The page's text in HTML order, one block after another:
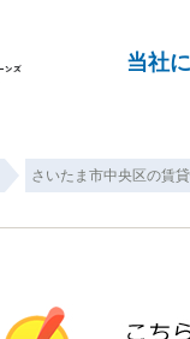
当社
さいたま市中央区の賃